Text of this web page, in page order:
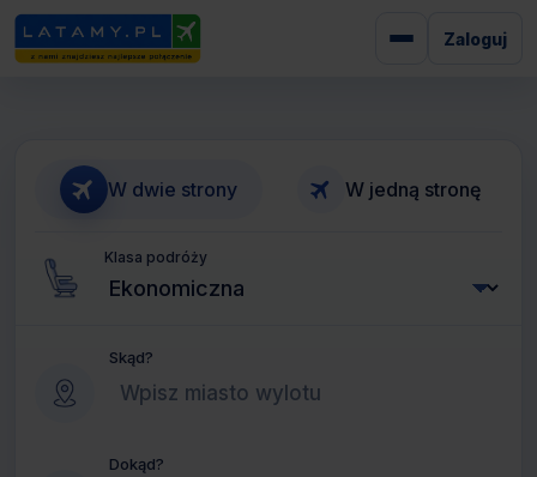
Zaloguj
W dwie strony W jedną stronę
Klasa podróży
Skąd?
Dokąd?